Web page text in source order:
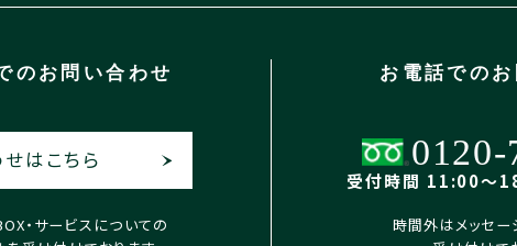
の お問い合わせ
はこちら
・サービスについての
お電話での
0120-
受付時間 11:00〜
時間外はメッセー